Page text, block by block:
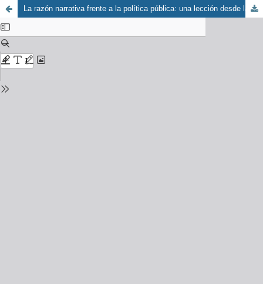
La razón narrativa frente a la política pública: una lección desde las subjetividades